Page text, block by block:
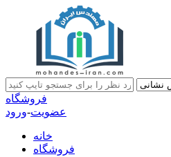
فروشگاه
عضویت-ورود
خانه
فروشگاه